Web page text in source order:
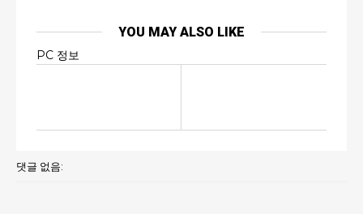
YOU MAY ALSO LIKE
PC 정보
댓글 없음: